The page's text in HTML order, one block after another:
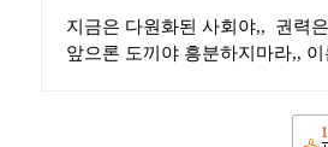
지금은 다원화된 사회야,, 권력
앞으론 도끼야 흥분하지마라,,
1